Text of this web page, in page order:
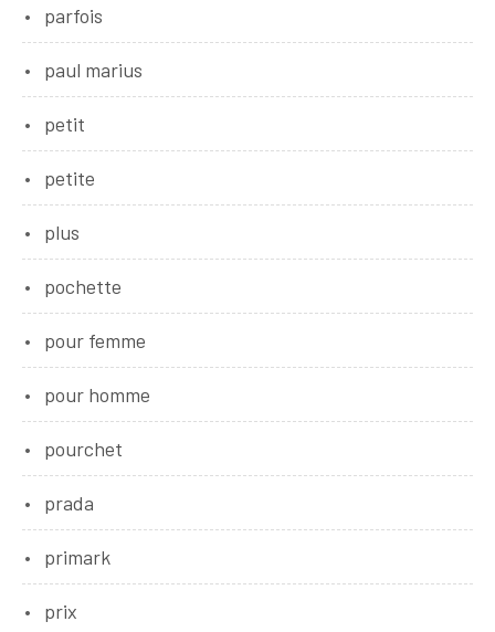
parfois
paul marius
petit
petite
plus
pochette
pour femme
pour homme
pourchet
prada
primark
prix